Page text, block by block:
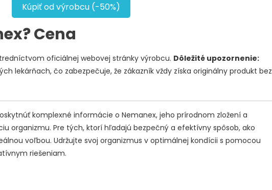
Kúpiť od výrobcu (-50%)
Cena
oficiálnej webovej stránky výrobcu. Dôležité upozornenie:
lekárňach, čo zabezpečuje, že zákazník vždy získa originálny produkt bez
komplexné informácie o Nemanex, jeho prírodnom zložení a
organizmu. Pre tých, ktorí hľadajú bezpečný a efektívny spôsob, ako
voľbou. Udržujte svoj organizmus v optimálnej kondícii s pomocou
riešeniam.